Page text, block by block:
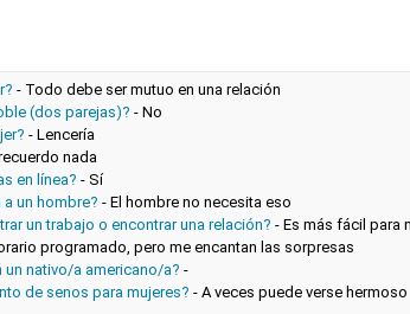
- Todo debe ser mutuo en una relación
(dos parejas)? - No
- Lencería
nada
en línea? - Sí
un hombre? - El hombre no necesita eso
un trabajo o encontrar una relación? - Es más fácil para
programado, pero me encantan las sorpresas
nativo/a americano/a? -
de senos para mujeres? - A veces puede verse hermoso